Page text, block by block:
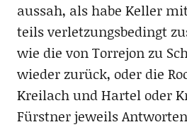
aussah, als habe Keller
teils verletzungsbedingt
wie die von Torrejon zu
wieder zurück, oder die
Kreilach und Hartel oder
Fürstner jeweils